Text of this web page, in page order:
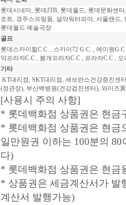
롯데시네마, 롯데JTB, 롯데월드, 롯데문화센
조트, 경주스프링돔, 설악워터피아, 서울랜드
롯데월드 예술극장
골프
롯데스카이힐C.C. , 스카이72 G.C. , 에이원
악프라자C.C , 봉개프라자C.C , 프라자C.C ,
기타
KT대리점, SKT대리점, 세브란스건강증진센
(정관장), 부산백병원(건강검진센터), 와이즈
[사용시 주의 사항]
* 롯데백화점 상품권은 현금
* 롯데백화점 상품권은 현금
일만원권 이하는 100분의
다)
* 롯데백화점 상품권은 현금
* 상품권은 세금계산서가 발
계산서 발행가능)